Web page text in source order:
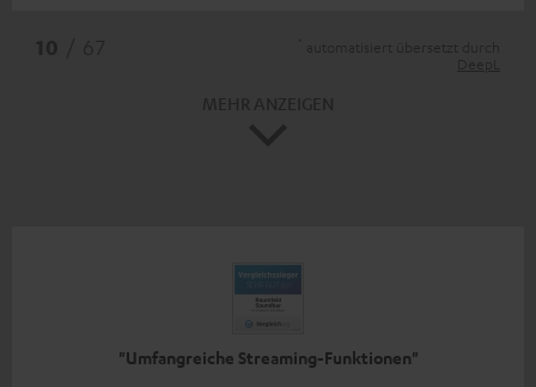
"Umfangreiche Streaming-Funktionen"